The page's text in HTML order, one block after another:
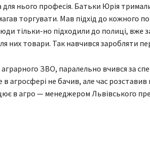
нього професія. Батьки Юрія
торгувати. Мав підхід до кожного
тільки-но підходили до полиці, вже
них товари. Так навчився заробляти
ЗВО, паралельно вчився за
агросфері не бачив, але час розставив
в агро — менеджером Львівського